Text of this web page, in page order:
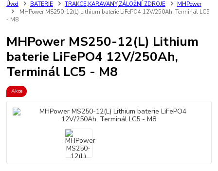
Úvod BATERIE TRAKCE,KARAVANY,ZÁLOŽNÍ ZDROJE
MHPower
MHPower MS250-12(L) Lithium baterie LiFePO4 12V/250Ah, Terminál LC5
- M8
MHPower MS250-12(L) Lithium
baterie LiFePO4 12V/250Ah,
Terminál LC5 - M8
Akce